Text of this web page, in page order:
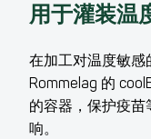
用于灌装温
在加工对温度敏感
Rommelag 的
的容器，保护疫苗
响。